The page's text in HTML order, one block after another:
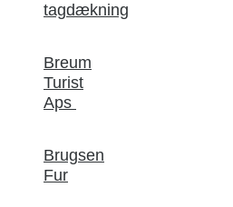
tagdækning
Breum
Turist
Aps
Brugsen
Fur